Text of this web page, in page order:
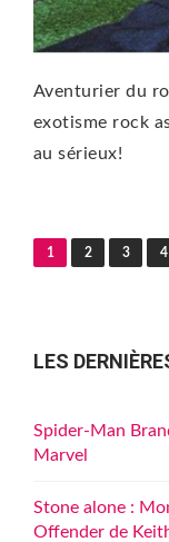
Aventurier du
exotisme rock
au sérieux!
Pagination
1 2 3 4
LES
Spider-Man
Marvel
Stone alone :
Offender de